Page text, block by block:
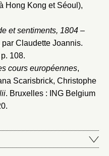
Hong Kong et Séoul),
et sentiments, 1804 –
par Claudette Joannis.
108.
cours européennes,
Scarisbrick, Christophe
. Bruxelles : ING Belgium